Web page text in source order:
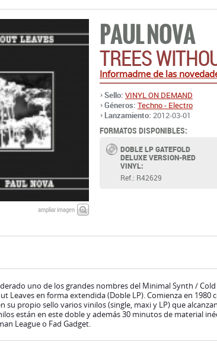
PAUL NOVA
TREES
Informadme de las
ampliar imagen
Sello: VINYL ON DEMAND
Géneros: Techno - Electro
Lanzamiento: 2012-03-01
FORMATOS DISPONIBLES:
DOBLE LP GATEFOLD
DELUXE VERSION-RED
VINYL:
Ref.: R42629
uno de los grandes nombres del Minimal Synth /
Leaves en forma extendida (Doble LP). Comienza en 1980
su propio sello varios vinilos (single, maxi y LP) que
están en este doble y además 30 minutos de material
League o Fad Gadget.